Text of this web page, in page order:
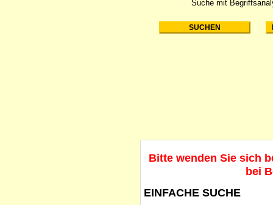
Suche mit
Bitte wenden Sie sich
bei
EINFACHE SUCHE